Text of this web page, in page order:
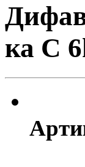
ка С